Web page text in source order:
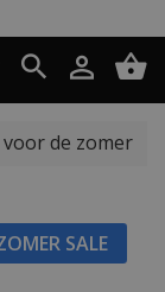
de zomer
SALE